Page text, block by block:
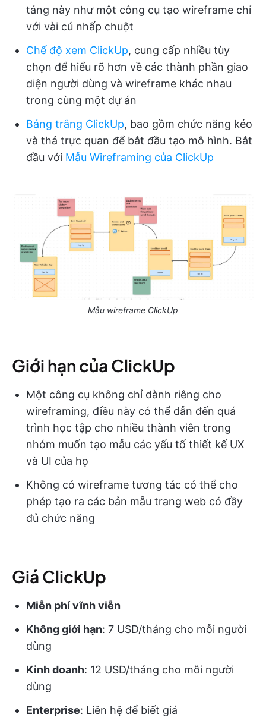
tảng này như một công cụ tạo wireframe chỉ
với vài cú nhấp chuột
Chế độ xem ClickUp, cung cấp nhiều tùy
chọn để hiểu rõ hơn về các thành phần giao
diện người dùng và wireframe khác nhau
trong cùng một dự án
Bảng trắng ClickUp, bao gồm chức năng kéo
và thả trực quan để bắt đầu tạo mô hình. Bắt
đầu với Mẫu Wireframing của ClickUp
Mẫu wireframe ClickUp
Giới hạn của ClickUp
Một công cụ không chỉ dành riêng cho
wireframing, điều này có thể dẫn đến quá
trình học tập cho nhiều thành viên trong
nhóm muốn tạo mẫu các yếu tố thiết kế UX
và UI của họ
Không có wireframe tương tác có thể cho
phép tạo ra các bản mẫu trang web có đầy
đủ chức năng
Giá ClickUp
Miễn phí vĩnh viễn
Không giới hạn: 7 USD/tháng cho mỗi người
dùng
Kinh doanh: 12 USD/tháng cho mỗi người
dùng
Enterprise: Liên hệ để biết giá